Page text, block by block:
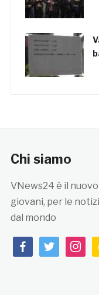
Chi siamo
VNews24 è il
giovani, per le
dal mondo
facebooktwitter